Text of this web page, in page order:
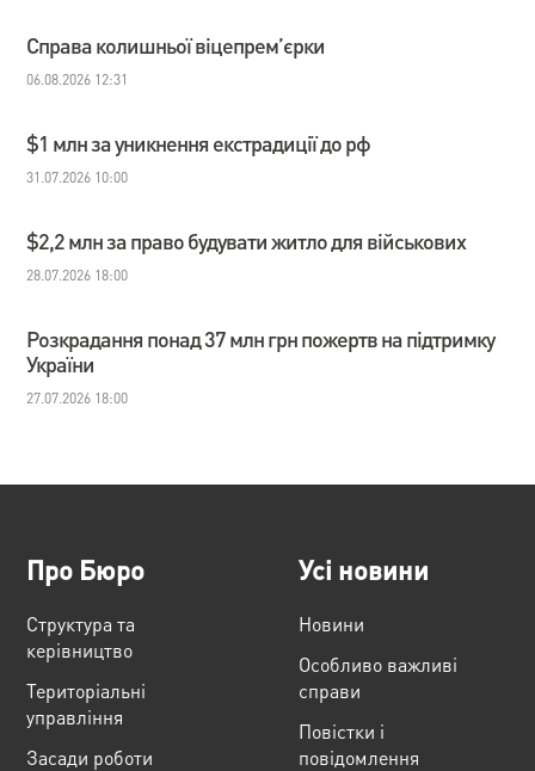
Справа колишньої віцепрем’єрки
06.08.2026 12:31
$1 млн за уникнення екстрадиції до рф
31.07.2026 10:00
$2,2 млн за право будувати житло для військових
28.07.2026 18:00
Розкрадання понад 37 млн грн пожертв на підтримку
України
27.07.2026 18:00
Про Бюро
Структура та
керівництво
Територіальні
управління
Засади роботи
Усі новини
Новини
Особливо важливі
справи
Повістки і
повідомлення